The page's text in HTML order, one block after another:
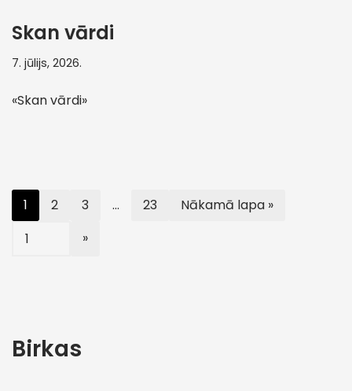
Skan vārdi
7. jūlijs, 2026.
«Skan vārdi»
1 2 3 … 23 Nākamā lapa »
Birkas